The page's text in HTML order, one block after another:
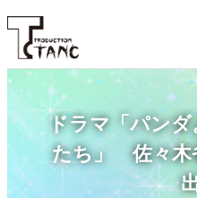
内
を
ス
ッ
ドラマ「パン
たち」 佐々木